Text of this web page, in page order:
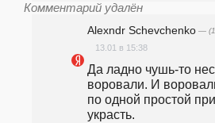
Комментарий удалён
Alexndr Schevchenko —
13.01 в 15:38
Да ладно чушь-то
воровали. И
по одной простой
украсть.